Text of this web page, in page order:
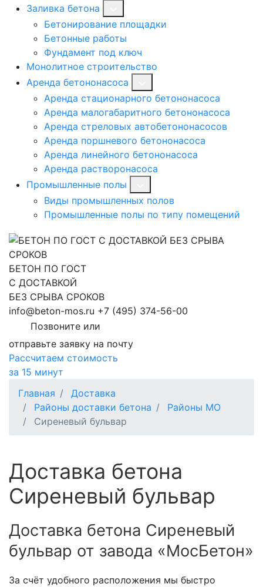
Заливка бетона
Бетонирование площадки
Бетонные работы
Фундамент под ключ
Монолитное строительство
Аренда бетононасоса
Аренда стационарного бетононасоса
Аренда малогабаритного бетононасоса
Аренда стреловых автобетононасосов
Аренда поршневого бетононасоса
Аренда линейного бетононасоса
Аренда растворонасоса
Промышленные полы
Виды промышленных полов
Промышленные полы по типу помещений
БЕТОН ПО ГОСТ
С ДОСТАВКОЙ
БЕЗ СРЫВА СРОКОВ
info@beton-mos.ru +7 (495) 374-56-00
Позвоните или
отправьте заявку на почту
Рассчитаем стоимость
за 15 минут
Главная
Доставка
Районы доставки бетона
Районы МО
Сиреневый бульвар
Доставка бетона
Сиреневый бульвар
Доставка бетона Сиреневый
бульвар от завода «МосБетон»
За счёт удобного расположения мы быстро